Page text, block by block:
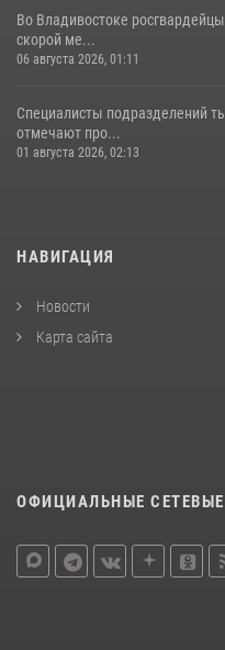
Во Владивостоке
скорой ме...
06 августа 2026, 01:11
Специалисты подразделений
отмечают про...
01 августа 2026, 02:13
НАВИГАЦИЯ
Новости
Карта сайта
ОФИЦИАЛЬНЫЕ